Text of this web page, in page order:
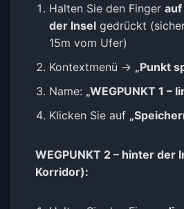
Halten Sie den Finger
der Insel gedrückt
15m vom Ufer)
Kontextmenü → „Punkt
Name: „WEGPUNKT 1 –
Klicken Sie auf
WEGPUNKT 2 – hinter der
Korridor):